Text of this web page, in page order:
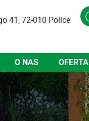
41, 72-010 Police
O NAS OFERTA